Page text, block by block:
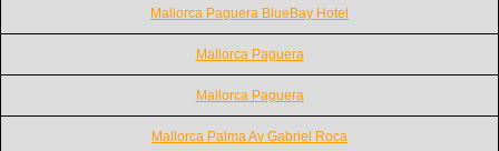
Mallorca Paguera BlueBay Hotel
Mallorca Paguera
Mallorca Paguera
Mallorca Palma Av Gabriel Roca